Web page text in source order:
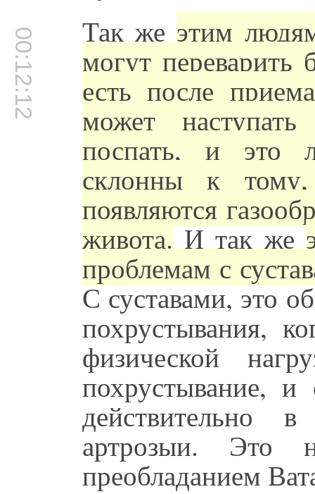
00:12:12 Так же этим
могут
есть после
может
поспать, и это
склонны к
появляются
живота.И так же
проблемам с
С суставами, это
похрустывания,
физической
похрустывание, и
действительно
артрозыи. Это
преобладанием